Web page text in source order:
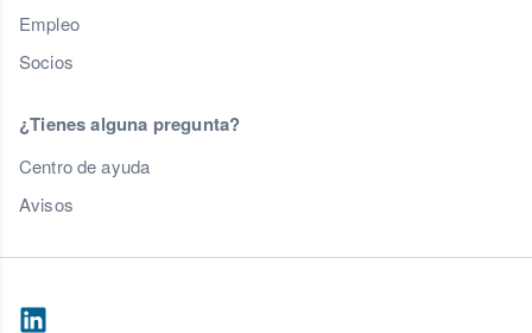
Empleo
Socios
¿Tienes alguna pregunta?
Centro de ayuda
Avisos